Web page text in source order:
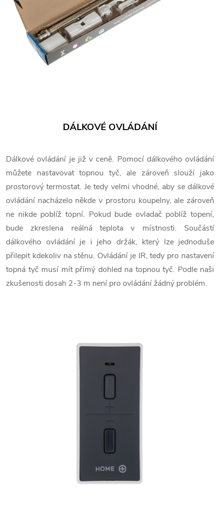
DÁLKOVÉ OVLÁDÁNÍ
Dálkové ovládání je již v ceně. Pomocí dálkového ovládání
můžete nastavovat topnou tyč, ale zároveň slouží jako
prostorový termostat. Je tedy velmi vhodné, aby se dálkové
ovládání nacházelo někde v prostoru koupelny, ale zároveň
ne nikde poblíž topní. Pokud bude ovladač poblíž topení,
bude zkreslena reálná teplota v místnosti. Součástí
dálkového ovládání je i jeho držák, který lze jednoduše
přilepit kdekoliv na stěnu. Ovládání je IR, tedy pro nastavení
topná tyč musí mít přímý dohled na topnou tyč. Podle naši
zkušenosti dosah 2-3 m není pro ovládání žádný problém.